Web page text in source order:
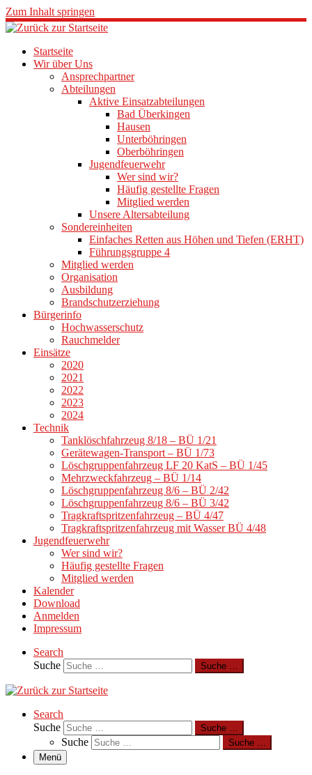
Zum Inhalt springen
Startseite
Wir über Uns
Ansprechpartner
Abteilungen
Aktive Einsatzabteilungen
Bad Überkingen
Hausen
Unterböhringen
Oberböhringen
Jugendfeuerwehr
Wer sind wir?
Häufig gestellte Fragen
Mitglied werden
Unsere Altersabteilung
Sondereinheiten
Einfaches Retten aus Höhen und Tiefen (ERHT)
Führungsgruppe 4
Mitglied werden
Organisation
Ausbildung
Brandschutzerziehung
Bürgerinfo
Hochwasserschutz
Rauchmelder
Einsätze
2020
2021
2022
2023
2024
Technik
Tanklöschfahrzeug 8/18 – BÜ 1/21
Gerätewagen-Transport – BÜ 1/73
Löschgruppenfahrzeug LF 20 KatS – BÜ 1/45
Mehrzweckfahrzeug – BÜ 1/14
Löschgruppenfahrzeug 8/6 – BÜ 2/42
Löschgruppenfahrzeug 8/6 – BÜ 3/42
Tragkraftspritzenfahrzeug – BÜ 4/47
Tragkraftspritzenfahrzeug mit Wasser BÜ 4/48
Jugendfeuerwehr
Wer sind wir?
Häufig gestellte Fragen
Mitglied werden
Kalender
Download
Anmelden
Impressum
Search
Suche
Suche …
Search
Suche
Suche …
Suche
Suche …
Menü